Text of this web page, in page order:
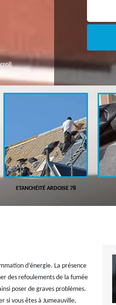
ETANCHÉITÉ ARDOISE 78
d’énergie. La présence
des refoulements de la fumée
poser de graves problèmes.
si vous êtes à Jumeauville,